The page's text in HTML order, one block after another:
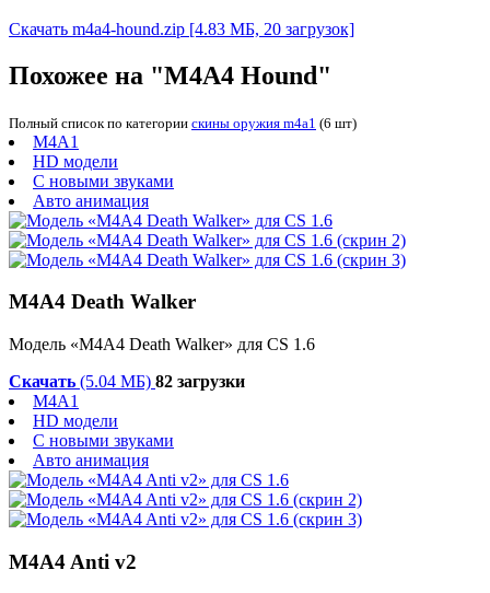
Скачать m4a4-hound.zip [4.83 МБ, 20 загрузок]
Похожее на "M4A4 Hound"
Полный список по категории скины оружия m4a1 (6 шт)
M4A1
HD модели
С новыми звуками
Авто анимация
M4A4 Death Walker
Модель «M4A4 Death Walker» для CS 1.6
Скачать (5.04 МБ) 82 загрузки
M4A1
HD модели
С новыми звуками
Авто анимация
M4A4 Anti v2